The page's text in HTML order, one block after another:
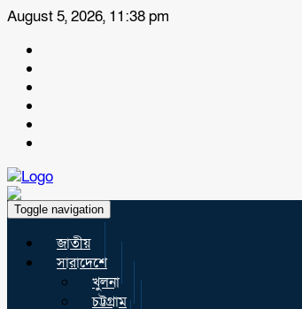
August 5, 2026, 11:38 pm
Toggle navigation
জাতীয়
সারাদেশে
খুলনা
চট্টগ্রাম